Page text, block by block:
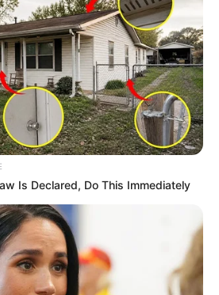
abertas:
movimentam
seleções para diversos cargos com
Is Declared, Do This Immediately